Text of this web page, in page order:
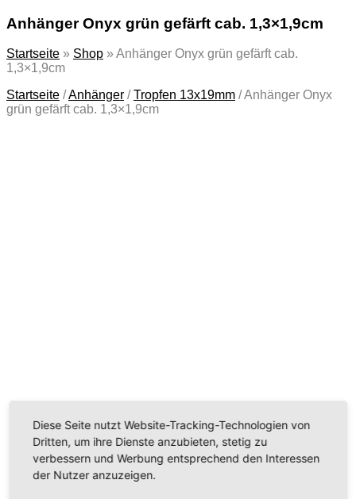
Anhänger Onyx grün gefärft cab. 1,3×1,9cm
Startseite » Shop »Anhänger Onyx grün gefärft cab.
1,3×1,9cm
Startseite /Anhänger /Tropfen 13x19mm /Anhänger Onyx
grün gefärft cab. 1,3×1,9cm
Akzeptieren
Powered byUsercentrics Consent Management
Diese Seite nutzt Website-Tracking-Technologien von
Dritten, um ihre Dienste anzubieten, stetig zu
verbessern und Werbung entsprechend den Interessen
der Nutzer anzuzeigen.